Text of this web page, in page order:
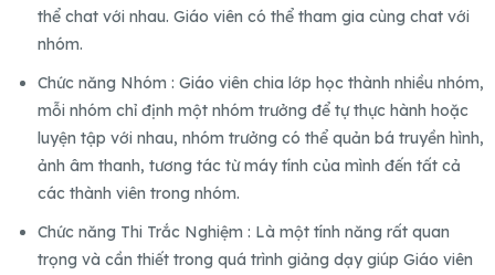
thể chat với nhau. Giáo viên có thể tham gia cùng chat với
nhóm.
Chức năng Nhóm : Giáo viên chia lớp học thành nhiều nhóm,
mỗi nhóm chỉ định một nhóm trưởng để tự thực hành hoặc
luyện tập với nhau, nhóm trưởng có thể quản bá truyền hình,
ảnh âm thanh, tương tác từ máy tính của mình đến tất cả
các thành viên trong nhóm.
Chức năng Thi Trắc Nghiệm : Là một tính năng rất quan
trọng và cần thiết trong quá trình giảng dạy giúp Giáo viên